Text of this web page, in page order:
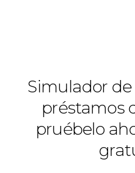
Simulador
préstamos
pruébelo